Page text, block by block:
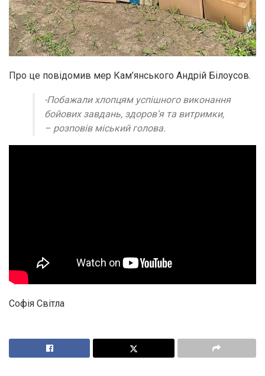
Про це повідомив мер Кам’янського Андрій Білоусов.
-Побажали хлопцям успішного виконання
бойових завдань, здоровʼя та витримки,
– розповів міський голова.
Софія Світла